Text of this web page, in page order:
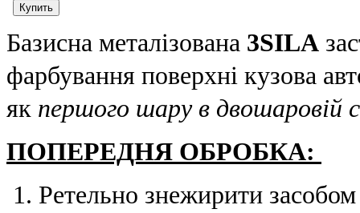
Базисна металізована 3SILA
фарбування поверхні кузова
як першого шару в двошаровій
ПОПЕРЕДНЯ ОБРОБКА:
Ретельно знежирити